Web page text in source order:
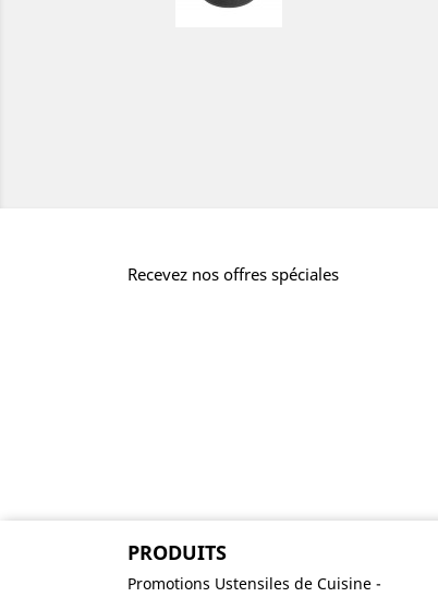
Recevez nos offres spéciales
PRODUITS
Promotions Ustensiles de Cuisine -